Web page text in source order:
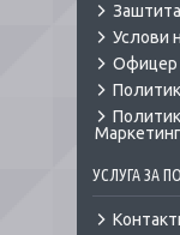
Услови
Офицер
Маркетинг
УСЛУГА ЗА